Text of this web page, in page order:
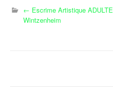
N ← Escrime Artistique ADULTE
Wintzenheim